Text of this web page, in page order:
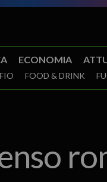
ECONOMIA
FOOD & DRINK